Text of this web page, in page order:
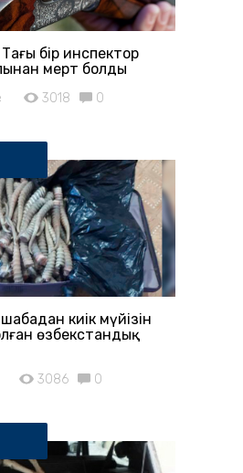
Тағы бір инспектор
мерт болды
3018 0
киік мүйізін
өзбекстандық
3086 0